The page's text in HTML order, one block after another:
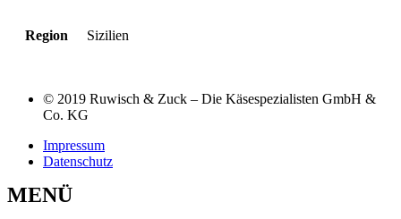
Region Sizilien
© 2019 Ruwisch & Zuck – Die Käsespezialisten GmbH &
Co. KG
Impressum
Datenschutz
MENÜ